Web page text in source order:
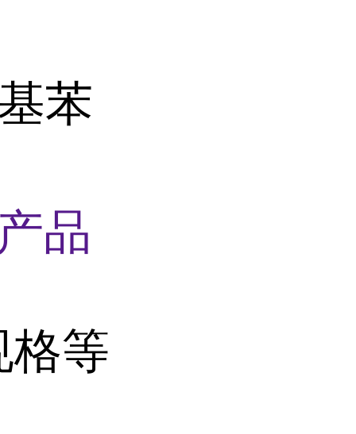
苯
品
格等